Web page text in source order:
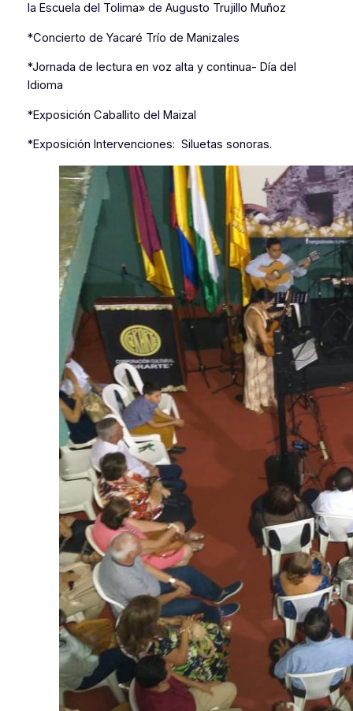
la Escuela del Tolima» de Augusto Trujillo Muñoz
*Concierto de Yacaré Trío de Manizales
*Jornada de lectura en voz alta y continua- Día del
Idioma
*Exposición Caballito del Maizal
*Exposición Intervenciones: Siluetas sonoras.